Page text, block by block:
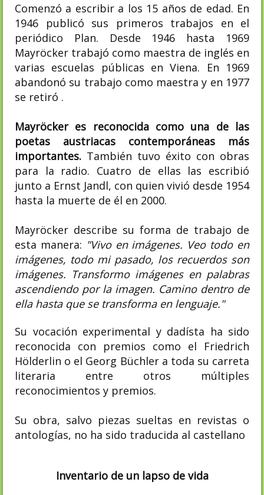
Comenzó a escribir a los 15 años de edad. En
1946 publicó sus primeros trabajos en el
periódico Plan. Desde 1946 hasta 1969
Mayröcker trabajó como maestra de inglés en
varias escuelas públicas en Viena. En 1969
abandonó su trabajo como maestra y en 1977
se retiró .
Mayröcker es reconocida como una de las
poetas austriacas contemporáneas más
importantes. También tuvo éxito con obras
para la radio. Cuatro de ellas las escribió
junto a Ernst Jandl, con quien vivió desde 1954
hasta la muerte de él en 2000.
Mayröcker describe su forma de trabajo de
esta manera: "Vivo en imágenes. Veo todo en
imágenes, todo mi pasado, los recuerdos son
imágenes. Transformo imágenes en palabras
ascendiendo por la imagen. Camino dentro de
ella hasta que se transforma en lenguaje."​
Su vocación experimental y dadísta ha sido
reconocida con premios como el Friedrich
Hölderlin o el Georg Büchler a toda su carreta
literaria entre otros múltiples
reconocimientos y premios.
Su obra, salvo piezas sueltas en revistas o
antologías, no ha sido traducida al castellano
Inventario de un lapso de vida